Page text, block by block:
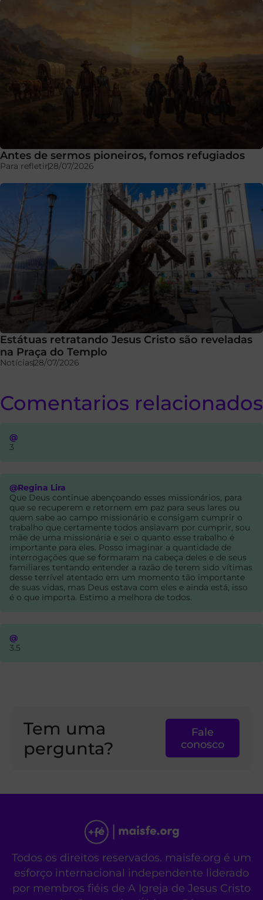
Antes de sermos pioneiros, fomos refugiados
Para refletir28/07/2026
Estátuas retratando Jesus Cristo são reveladas
na Praça do Templo
Notícias28/07/2026
Comentarios relacionados
@
3
@Regina Lira
Que Deus continue abençoando esses missionários, para
que se recuperem e retornem em paz para seus lares ou
quem sabe ao campo missionário e consigam cumprir o
trabalho que certamente todos ansiavam por cumprir, sou
mãe de uma missionária e sei o quanto esse trabalho é
importante para eles. Posso imaginar a quantidade de
interrogações que se formaram na cabeça deles e de seus
familiares tentando entender a razão de terem sido vítimas
desse terrível atentado em um momento tão importante
de suas vidas, mas Deus estava com eles e ainda está, isso
é o que importa. Estimo a melhora de todos.
@
3.5
Tem uma
pergunta?
Fale
conosco
Todos os direitos reservados. maisfe.org é um
esforço internacional independente liderado
por membros fiéis de A Igreja de Jesus Cristo